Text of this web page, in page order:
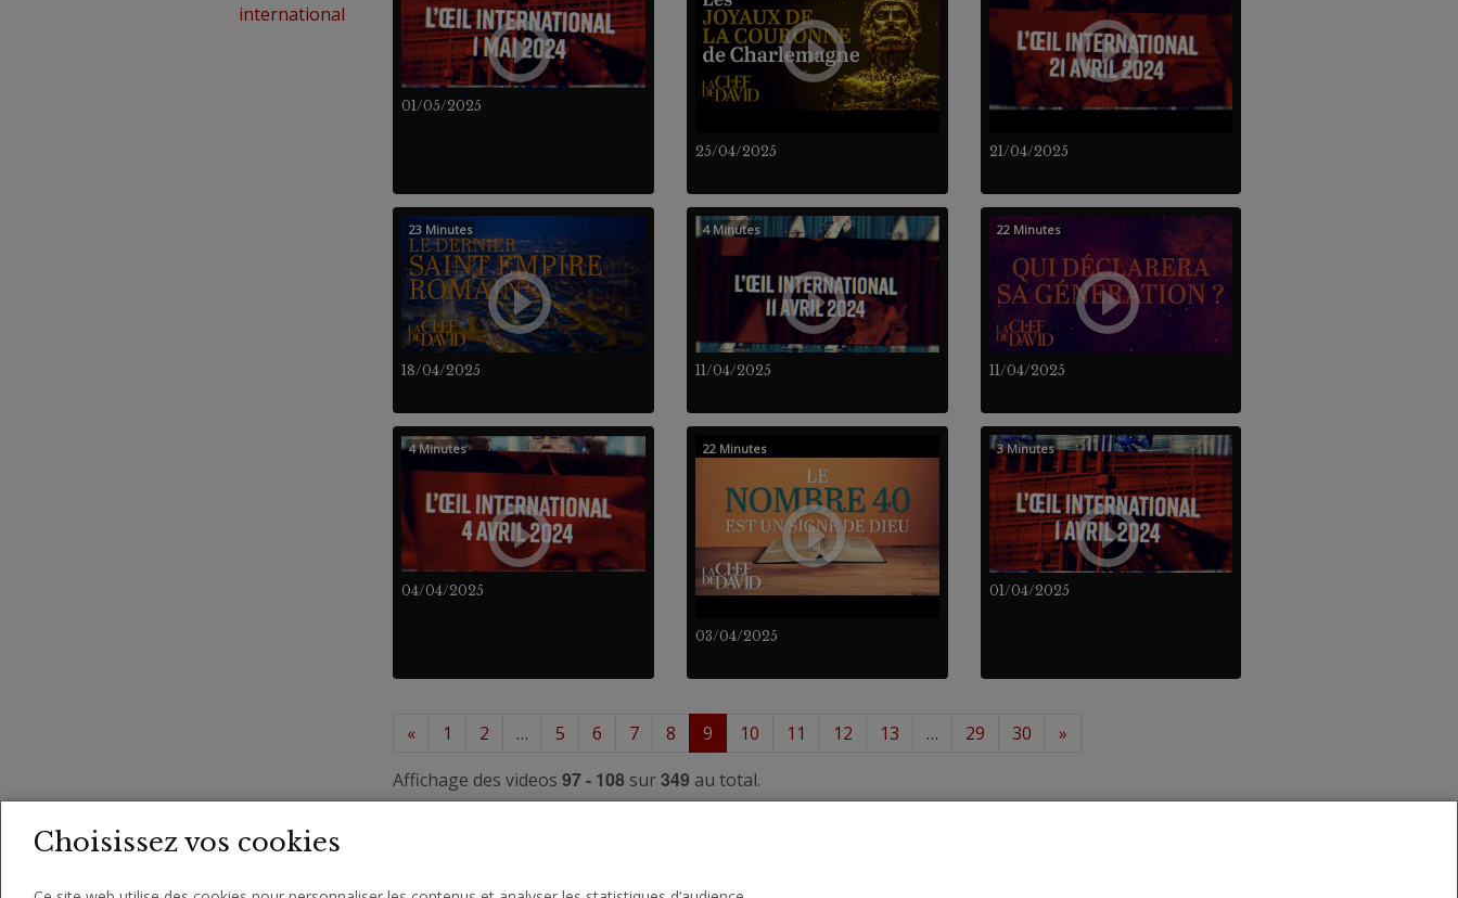
international
01/05/2025
25/04/2025 21/04/2025
18/04/2025
23 Minutes
11/04/2025
4 Minutes
11/04/2025
22 Minutes
04/04/2025
4 Minutes
03/04/2025
22 Minutes
01/04/2025
3 Minutes
« 1 2 … 5 6 7 8 9 10 11 12 13 … 29 30
»
Affichage des videos 97 - 108sur349 au total.
Choisissez vos cookies